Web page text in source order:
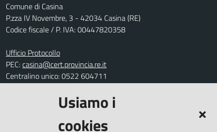
Usiamo i
cookies
Comune di Casina
P.zza IV Novembre, 3 - 42034 Casina (RE)
Codice fiscale / P. IVA: 00447820358
Ufficio Protocollo
PEC:casina@cert.provincia.re.it
Centralino unico: 0522 604711
Segnalazione disservizio